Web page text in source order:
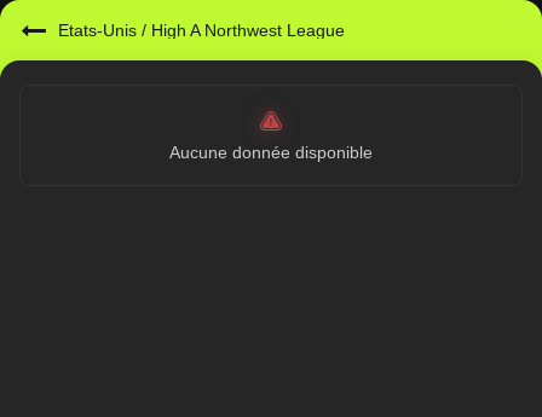
Etats-Unis / High A Northwest League
Aucune donnée disponible